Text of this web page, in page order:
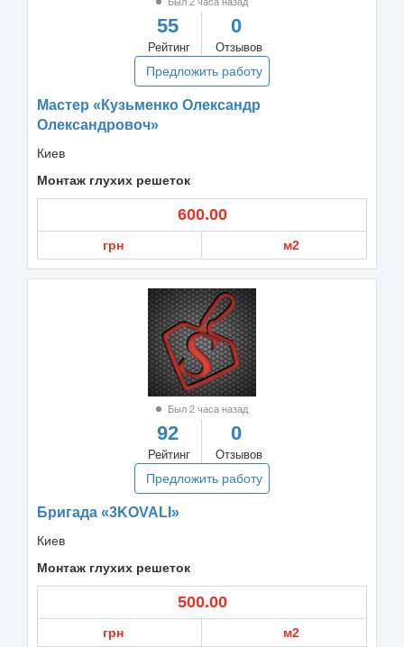
55
Рейтинг
0
Отзывов
Предложить работу
Мастер «Кузьменко Олександр
Олександровоч»
Киев
Монтаж глухих решеток
600.00
грн м2
Был 2 часа назад
92
Рейтинг
0
Отзывов
Предложить работу
Бригада «3KOVALI»
Киев
Монтаж глухих решеток
500.00
грн м2